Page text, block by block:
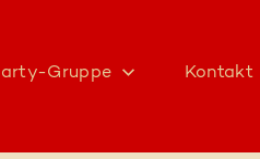
Gruppe Kontakt